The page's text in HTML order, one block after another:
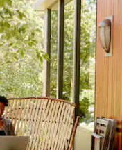
ose eksploro duke